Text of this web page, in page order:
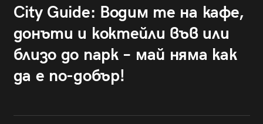
City Guide: Водим те на кафе,
донъти и коктейли във или
близо до парк – май няма как
да е по-добър!